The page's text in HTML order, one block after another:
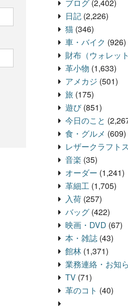
ブログ (2,402)
日記 (2,226)
猫 (346)
車・バイク (926)
財布（ウォレット
革小物 (1,633)
アメカジ (501)
旅 (175)
遊び(851)
今日のこと
食・グルメ (609)
レザークラフト
音楽 (35)
オーダー (1,241)
革細工 (1,705)
入荷 (257)
バッグ (422)
映画・DVD (67)
本・雑誌 (43)
館林 (1,371)
業務連絡・お知
TV (71)
革のコト (40)